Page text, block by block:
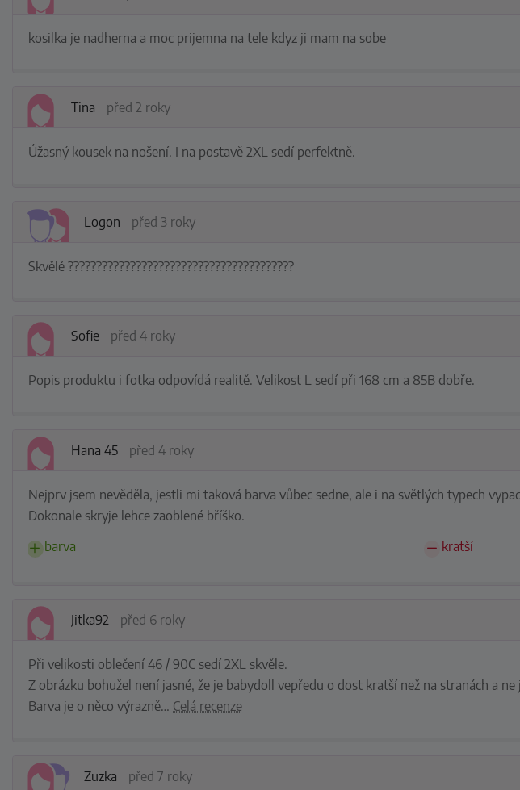
kosilka je nadherna a moc prijemna na tele kdyz ji mam na sobe
Tina před 2 roky
Úžasný kousek na nošení. I na postavě 2XL sedí perfektně.
Logon před 3 roky
Skvělé ????????????????????????????????????????
Sofie před 4 roky
Popis produktu i fotka odpovídá realitě. Velikost L sedí při 168 cm a 85B dobře.
Hana 45 před 4 roky
Nejprv jsem nevěděla, jestli mi taková barva vůbec sedne, ale i na světlých typech
Dokonale skryje lehce zaoblené bříško.
barva
kratší
Jitka92 před 6 roky
Při velikosti oblečení 46 / 90C sedí 2XL skvěle.
Z obrázku bohužel není jasné, že je babydoll vepředu o dost kratší než na stranách a
Barva je o něco výrazně… Celá recenze
Zuzka před 7 roky